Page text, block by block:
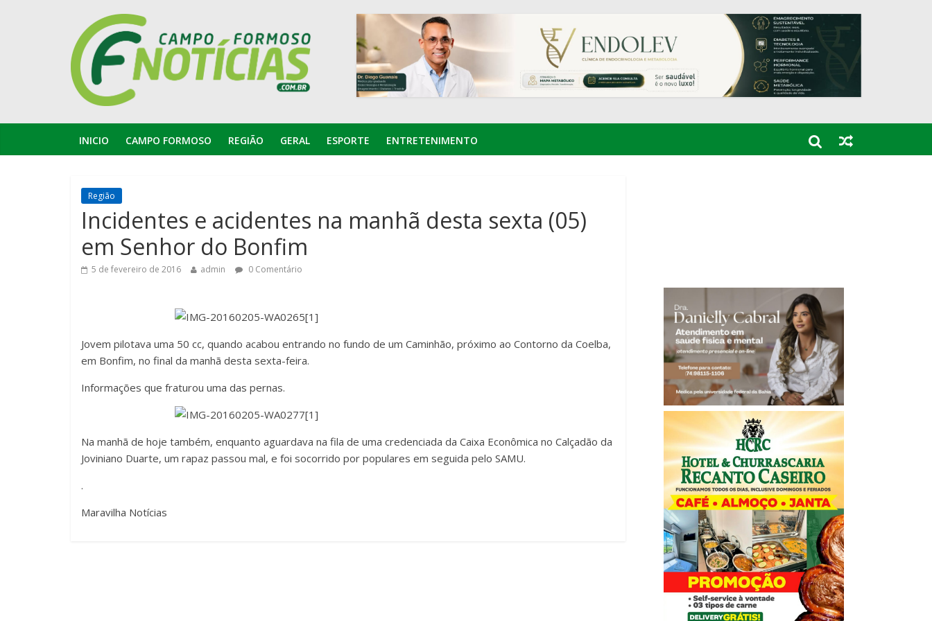
INICIO CAMPO FORMOSO REGIÃO GERAL ESPORTE ENTRETENIMENTO
Região
Incidentes e acidentes na manhã desta sexta (05)
em Senhor do Bonfim
5 de fevereiro de 2016 admin 0 Comentário
Jovem pilotava uma 50 cc, quando acabou entrando no fundo de um Caminhão, próximo ao Contorno da Coelba,
em Bonfim, no final da manhã desta sexta-feira.
Informações que fraturou uma das pernas.
Na manhã de hoje também, enquanto aguardava na fila de uma credenciada da Caixa Econômica no Calçadão da
Joviniano Duarte, um rapaz passou mal, e foi socorrido por populares em seguida pelo SAMU.
.
Maravilha Notícias